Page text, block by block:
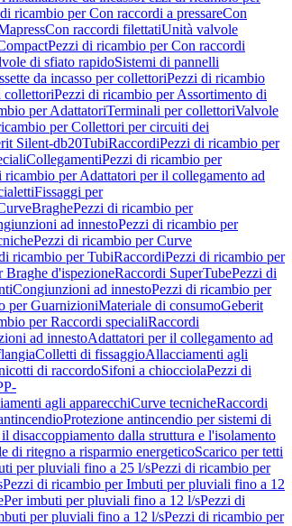
ricambio per Con raccordi a pressareCon
Con raccordi filettatiUnità valvole
Pezzi di ricambio per Con raccordi
di sfiato rapidoSistemi di pannelli
da incasso per collettoriPezzi di ricambio
collettoriPezzi di ricambio per Assortimento di
per AdattatoriTerminali per collettoriValvole
per Collettori per circuiti dei
Silent-db20TubiRaccordiPezzi di ricambio per
CollegamentiPezzi di ricambio per
ricambio per Adattatori per il collegamento ad
Fissaggi per
BraghePezzi di ricambio per
ad innestoPezzi di ricambio per
Pezzi di ricambio per Curve
ricambio per TubiRaccordiPezzi di ricambio per
Braghe d'ispezioneRaccordi SuperTubePezzi di
Congiunzioni ad innestoPezzi di ricambio per
per GuarnizioniMateriale di consumoGeberit
per Raccordi specialiRaccordi
ad innestoAdattatori per il collegamento ad
Colletti di fissaggioAllacciamenti agli
di raccordoSifoni a chiocciolaPezzi di
agli apparecchiCurve tecnicheRaccordi
Protezione antincendio per sistemi di
disaccoppiamento dalla struttura e l'isolamento
di ritegno a risparmio energeticoScarico per tetti
per pluviali fino a 25 l/sPezzi di ricambio per
Pezzi di ricambio per Imbuti per pluviali fino a 12
Per imbuti per pluviali fino a 12 l/sPezzi di
per pluviali fino a 12 l/sPezzi di ricambio per